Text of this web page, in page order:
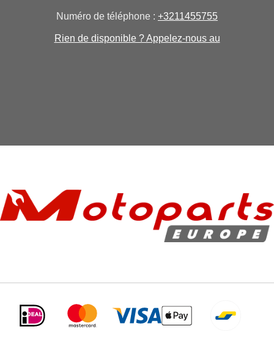
Numéro de téléphone : +3211455755
Rien de disponible ? Appelez-nous au